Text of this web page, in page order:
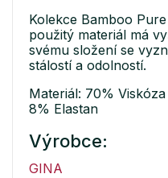
Kolekce Bamboo
použitý materiál má
svému složení se
stálostí a odolností.
Materiál: 70%
8% Elastan
Výrobce:
GINA